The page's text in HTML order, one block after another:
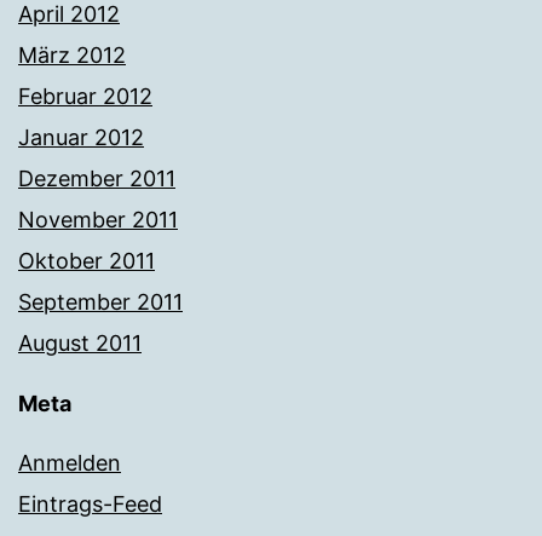
April 2012
März 2012
Februar 2012
Januar 2012
Dezember 2011
November 2011
Oktober 2011
September 2011
August 2011
Meta
Anmelden
Eintrags-Feed